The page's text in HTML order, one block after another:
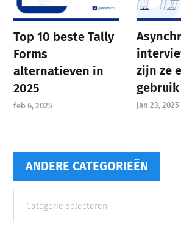
Top 10 beste Tally
Forms
alternatieven in
2025
feb 6, 2025
zijn ze
gebruik
jan 23, 2025
ANDERE CATEGORIEËN
categorieën